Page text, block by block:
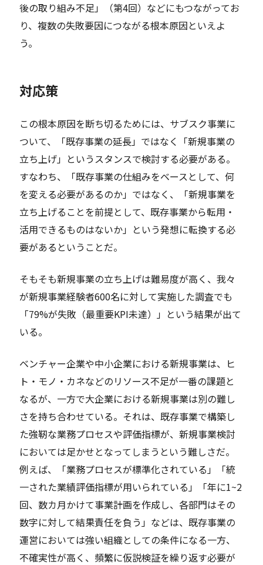
後の取り組み不足」（第4回）などにもつながってお
り、複数の失敗要因につながる根本原因といえよ
う。
対応策
この根本原因を断ち切るためには、サブスク事業に
ついて、「既存事業の延長」ではなく「新規事業の
立ち上げ」というスタンスで検討する必要がある。
すなわち、「既存事業の仕組みをベースとして、何
を変える必要があるのか」ではなく、「新規事業を
立ち上げることを前提として、既存事業から転用・
活用できるものはないか」という発想に転換する必
要があるということだ。
そもそも新規事業の立ち上げは難易度が高く、我々
が新規事業経験者600名に対して実施した調査でも
「79%が失敗（最重要KPI未達）」という結果が出て
いる。
ベンチャー企業や中小企業における新規事業は、ヒ
ト・モノ・カネなどのリソース不足が一番の課題と
なるが、一方で大企業における新規事業は別の難し
さを持ち合わせている。それは、既存事業で構築し
た強靭な業務プロセスや評価指標が、新規事業検討
においては足かせとなってしまうという難しさだ。
例えば、「業務プロセスが標準化されている」「統
一された業績評価指標が用いられている」「年に1~2
回、数カ月かけて事業計画を作成し、各部門はその
数字に対して結果責任を負う」などは、既存事業の
運営においては強い組織としての条件になる一方、
不確実性が高く、頻繁に仮説検証を繰り返す必要が